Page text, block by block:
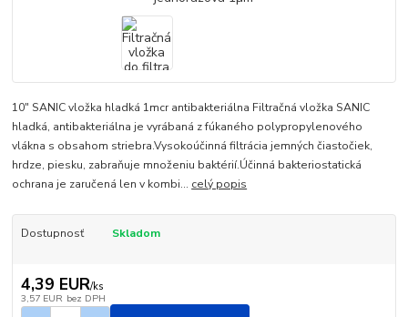
10" SANIC vložka hladká 1mcr antibakteriálna Filtračná vložka SANIC
hladká, antibakteriálna je vyrábaná z fúkaného polypropylenového
vlákna s obsahom striebra.Vysokoúčinná filtrácia jemných čiastočiek,
hrdze, piesku, zabraňuje množeniu baktérií.Účinná bakteriostatická
ochrana je zaručená len v kombi... celý popis
Dostupnosť Skladom
4,39 EUR/ks
3,57 EUR bez DPH